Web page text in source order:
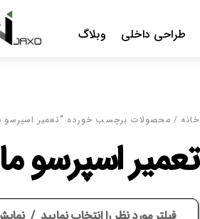
طراحی داخلی وبلاگ
خانه / محصولات برچسب خورده “تعمیر اسپرسو
تعمیر اسپرسو
فیلتر مورد نظر را انتخاب نمایید